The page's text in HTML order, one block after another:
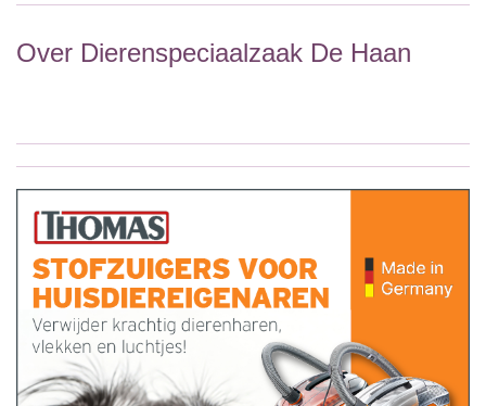
Over Dierenspeciaalzaak De Haan